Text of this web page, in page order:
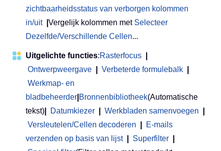
zichtbaarheidsstatus van verborgen kolommen
in/uit
Vergelijk kolommen met Selecteer
Dezelfde/Verschillende Cellen...
Uitgelichte functies:Rasterfocus
Ontwerpweergave
Verbeterde formulebalk
Werkmap- en
bladbeheerder Bronnenbibliotheek(Automatische
tekst)
Datumkiezer Werkbladen samenvoegen
Versleutelen/Cellen decoderen
E-mails
verzenden op basis van lijst
Superfilter